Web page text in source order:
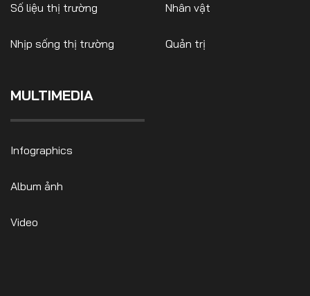
Số liệu thị trường
Nhịp sống thị trường
Nhân vật
Quản trị
MULTIMEDIA
Infographics
Album ảnh
Video